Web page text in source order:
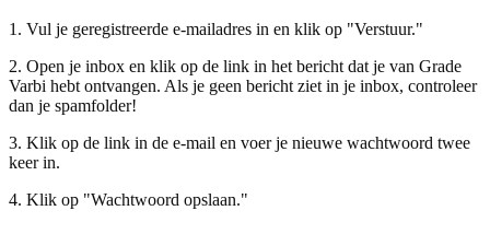
1. Vul je geregistreerde e-mailadres in en klik op "Verstuur."
2. Open je inbox en klik op de link in het bericht dat je van Grade
Varbi hebt ontvangen. Als je geen bericht ziet in je inbox, controleer
dan je spamfolder!
3. Klik op de link in de e-mail en voer je nieuwe wachtwoord twee
keer in.
4. Klik op "Wachtwoord opslaan."